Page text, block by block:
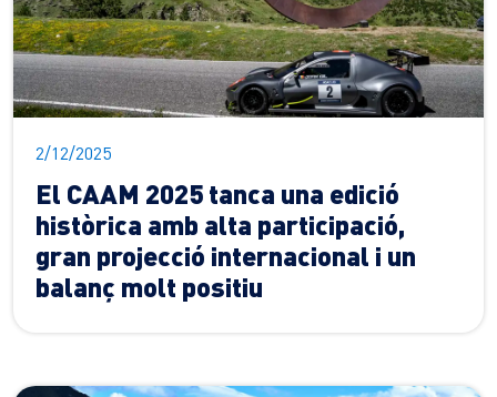
2/12/2025
El CAAM 2025 tanca una edició
històrica amb alta participació,
gran projecció internacional i un
balanç molt positiu